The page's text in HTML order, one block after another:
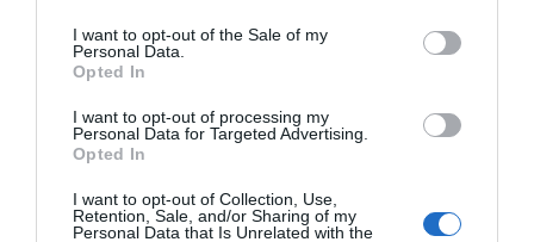
I want to opt-out of the Sale of my
Personal Data.
Opted In
I want to opt-out of processing my
Personal Data for Targeted Advertising.
Opted In
I want to opt-out of Collection, Use,
Retention, Sale, and/or Sharing of my
Personal Data that Is Unrelated with the
trazabilidad
Récord de comunicaciones para el